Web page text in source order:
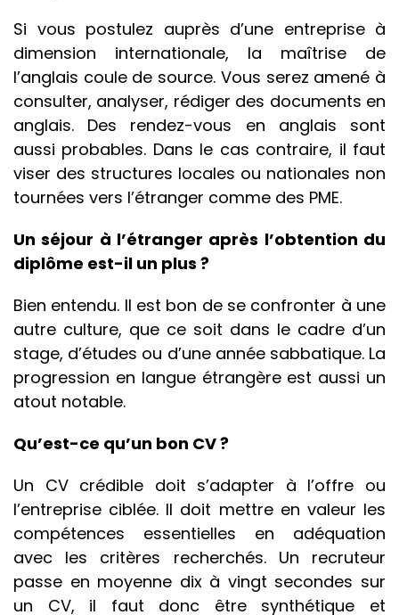
Si vous postulez auprès d’une entreprise à
dimension internationale, la maîtrise de
l’anglais coule de source. Vous serez amené à
consulter, analyser, rédiger des documents en
anglais. Des rendez-vous en anglais sont
aussi probables. Dans le cas contraire, il faut
viser des structures locales ou nationales non
tournées vers l’étranger comme des PME.
Un séjour à l’étranger après l’obtention du
diplôme est-il un plus ?
Bien entendu. Il est bon de se confronter à une
autre culture, que ce soit dans le cadre d’un
stage, d’études ou d’une année sabbatique. La
progression en langue étrangère est aussi un
atout notable.
Qu’est-ce qu’un bon CV ?
Un CV crédible doit s’adapter à l’offre ou
l’entreprise ciblée. Il doit mettre en valeur les
compétences essentielles en adéquation
avec les critères recherchés. Un recruteur
passe en moyenne dix à vingt secondes sur
un CV, il faut donc être synthétique et